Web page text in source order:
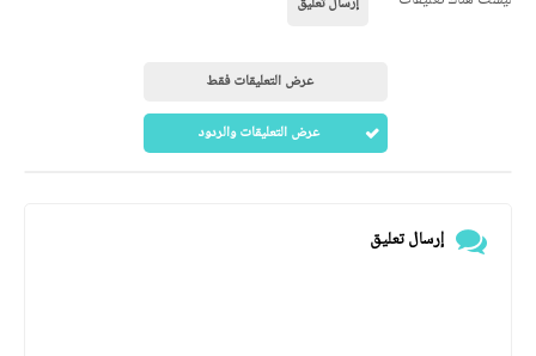
عرض التعليقات فقط
عرض التعليقات والردود
إرسال تعليق